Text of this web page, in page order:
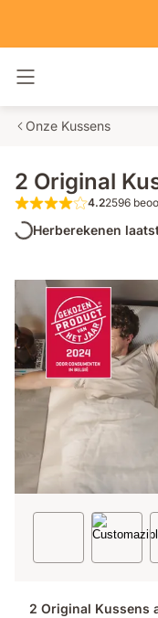
Navigatie in- en
Onze Kussens
2 Original
4.2 van
4.22596
Herberekenen
2 Original Kussens